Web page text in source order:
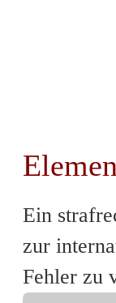
Ein
zur
Fehler zu